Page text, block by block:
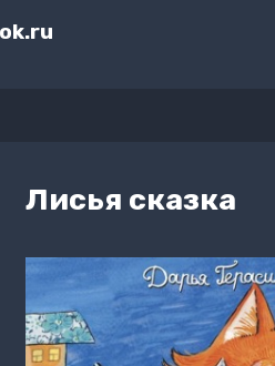
Лисья сказка